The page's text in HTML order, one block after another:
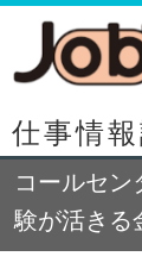
仕事情
コールセン
験が活きる